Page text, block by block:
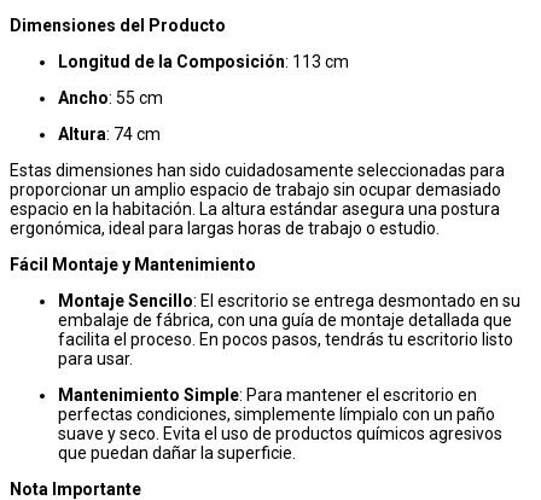
Dimensiones del Producto
Longitud de la Composición: 113 cm
Ancho: 55 cm
Altura: 74 cm
Estas dimensiones han sido cuidadosamente seleccionadas para
proporcionar un amplio espacio de trabajo sin ocupar demasiado
espacio en la habitación. La altura estándar asegura una postura
ergonómica, ideal para largas horas de trabajo o estudio.
Fácil Montaje y Mantenimiento
Montaje Sencillo: El escritorio se entrega desmontado en su
embalaje de fábrica, con una guía de montaje detallada que
facilita el proceso. En pocos pasos, tendrás tu escritorio listo
para usar.
Mantenimiento Simple: Para mantener el escritorio en
perfectas condiciones, simplemente límpialo con un paño
suave y seco. Evita el uso de productos químicos agresivos
que puedan dañar la superficie.
Nota Importante